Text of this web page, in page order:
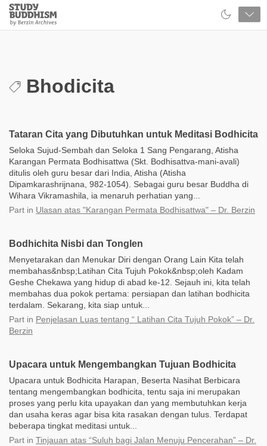
Close
Study
Buddhism
Bhodicita
Tataran Cita yang Dibutuhkan untuk Meditasi Bodhicita
Seloka Sujud-Sembah dan Seloka 1 Sang Pengarang, Atisha
Karangan Permata Bodhisattwa (Skt. Bodhisattva-mani-avali)
ditulis oleh guru besar dari India, Atisha (Atisha
Dipamkarashrijnana, 982-1054). Sebagai guru besar Buddha di
Wihara Vikramashila, ia menaruh perhatian yang...
Part in Ulasan atas "Karangan Permata Bodhisattwa" – Dr. Berzin
Bodhichita Nisbi dan Tonglen
Menyetarakan dan Menukar Diri dengan Orang Lain Kita telah
membahas&nbsp;Latihan Cita Tujuh Pokok&nbsp;oleh Kadam
Geshe Chekawa yang hidup di abad ke-12. Sejauh ini, kita telah
membahas dua pokok pertama: persiapan dan latihan bodhicita
terdalam. Sekarang, kita siap untuk...
Part in Penjelasan Luas tentang “ Latihan Cita Tujuh Pokok” – Dr.
Berzin
Upacara untuk Mengembangkan Tujuan Bodhicita
Upacara untuk Bodhicita Harapan, Beserta Nasihat Berbicara
tentang mengembangkan bodhicita, tentu saja ini merupakan
proses yang perlu kita upayakan dan yang membutuhkan kerja
dan usaha keras agar bisa kita rasakan dengan tulus. Terdapat
beberapa tingkat meditasi untuk...
Part in Tinjauan atas “Suluh bagi Jalan Menuju Pencerahan” – Dr.